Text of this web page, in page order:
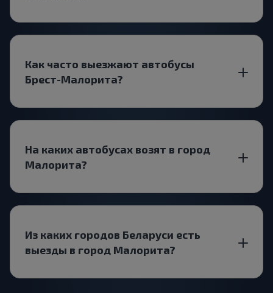
Как часто выезжают автобусы
Брест-Малорита?
На каких автобусах возят в город
Малорита?
Из каких городов Беларуси есть
выезды в город Малорита?